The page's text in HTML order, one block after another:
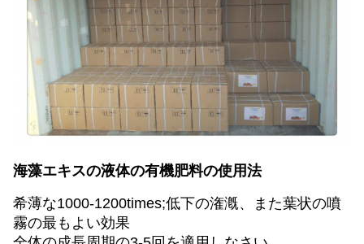
海藻エキスの液体の有機肥料の使用法
希薄な1000-1200times;低下の潅漑、また葉状の噴
霧の最もよい効果